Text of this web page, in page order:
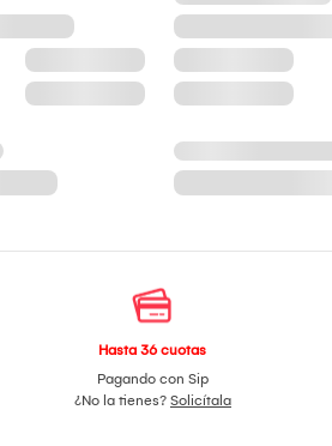
Hasta 36 cuotas
Pagando con Sip
¿No la tienes? Solicítala